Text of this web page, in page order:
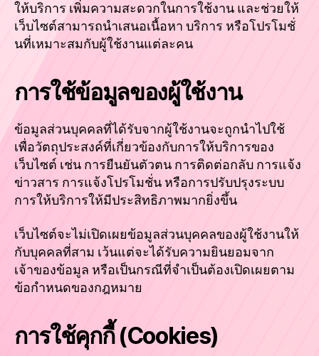
ให้บริการ เพิ่มความสะดวกในการใช้งาน และช่วยให้
เว็บไซต์สามารถนำเสนอเนื้อหา บริการ หรือโปรโมชั่
นที่เหมาะสมกับผู้ใช้งานแต่ละคน
การใช้ข้อมูลของผู้ใช้งาน
ข้อมูลส่วนบุคคลที่ได้รับจากผู้ใช้งานจะถูกนำไปใช้
เพื่อวัตถุประสงค์ที่เกี่ยวข้องกับการให้บริการของ
เว็บไซต์ เช่น การยืนยันตัวตน การติดต่อกลับ การแจ้ง
ข่าวสาร การแจ้งโปรโมชั่น หรือการปรับปรุงระบบ
การให้บริการให้มีประสิทธิภาพมากยิ่งขึ้น
เว็บไซต์จะไม่เปิดเผยข้อมูลส่วนบุคคลของผู้ใช้งานให้
กับบุคคลที่สาม เว้นแต่จะได้รับความยินยอมจาก
เจ้าของข้อมูล หรือเป็นกรณีที่จำเป็นต้องเปิดเผยตาม
ข้อกำหนดของกฎหมาย
การใช้คุกกี้ (Cookies)